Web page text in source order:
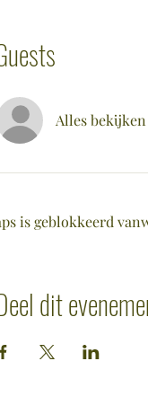
Alles bekijken
is geblokkeerd
dit